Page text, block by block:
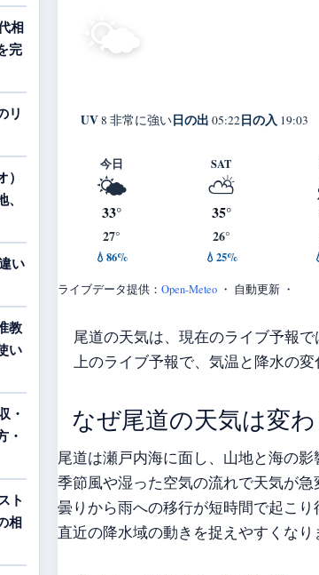
🌤️
UV8 非常に強い日の出 05:22日の入 19:03
今日
🌤️
33°
27°
💧86%
SAT
⛅
35°
26°
💧25%
ライブデータ提供： Open-Meteo ・ 自動更新 ・
尾道の天気は、現在のライブ予報
上のライブ予報で、気温と降水の変
なぜ尾道の天気は変
尾道は瀬戸内海に面し、山地と海の影
季節風や湿った空気の流れで天気が
曇りから雨への移行が短時間で起こり
直近の降水域の動きを捉えやすくなり
相
完
リ
い
教
い
・
・
ト
相